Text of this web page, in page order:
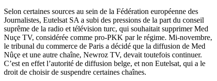
Selon certaines sources au sein de la Fédération européenne des
Journalistes, Eutelsat SA a subi des pressions de la part du conseil
suprême de la radio et télévision turc, qui souhaitait supprimer Med
Nuçe TV, considérée comme pro-PKK par le régime. Mi-novembre,
le tribunal du commerce de Paris a décidé que la diffusion de Med
Nûçe et une autre chaîne, Newroz TV, devait toutefois continuer.
C’est en effet l’autorité de diffusion belge, et non Eutelsat, qui a le
droit de choisir de suspendre certaines chaînes.